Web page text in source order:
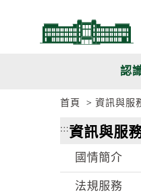
認
首頁 資訊與服
:::資訊與服
國情簡介
法規服務